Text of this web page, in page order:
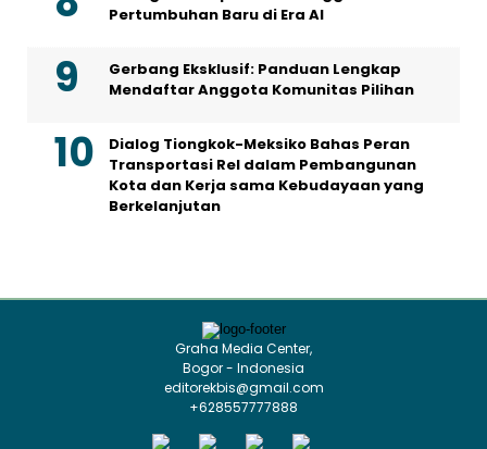
Pertumbuhan Baru di Era AI
Gerbang Eksklusif: Panduan Lengkap
Mendaftar Anggota Komunitas Pilihan
Dialog Tiongkok-Meksiko Bahas Peran
Transportasi Rel dalam Pembangunan
Kota dan Kerja sama Kebudayaan yang
Berkelanjutan
Graha Media Center,
Bogor - Indonesia
editorekbis@gmail.com
+628557777888